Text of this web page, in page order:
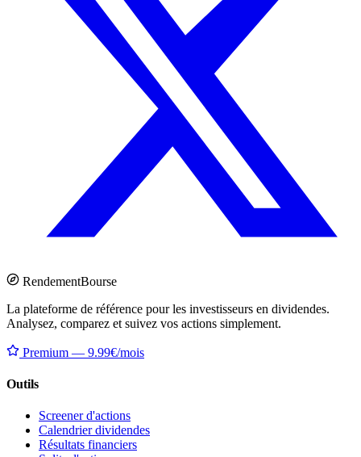
RendementBourse
La plateforme de référence pour les investisseurs en dividendes.
Analysez, comparez et suivez vos actions simplement.
Premium — 9.99€/mois
Outils
Screener d'actions
Calendrier dividendes
Résultats financiers